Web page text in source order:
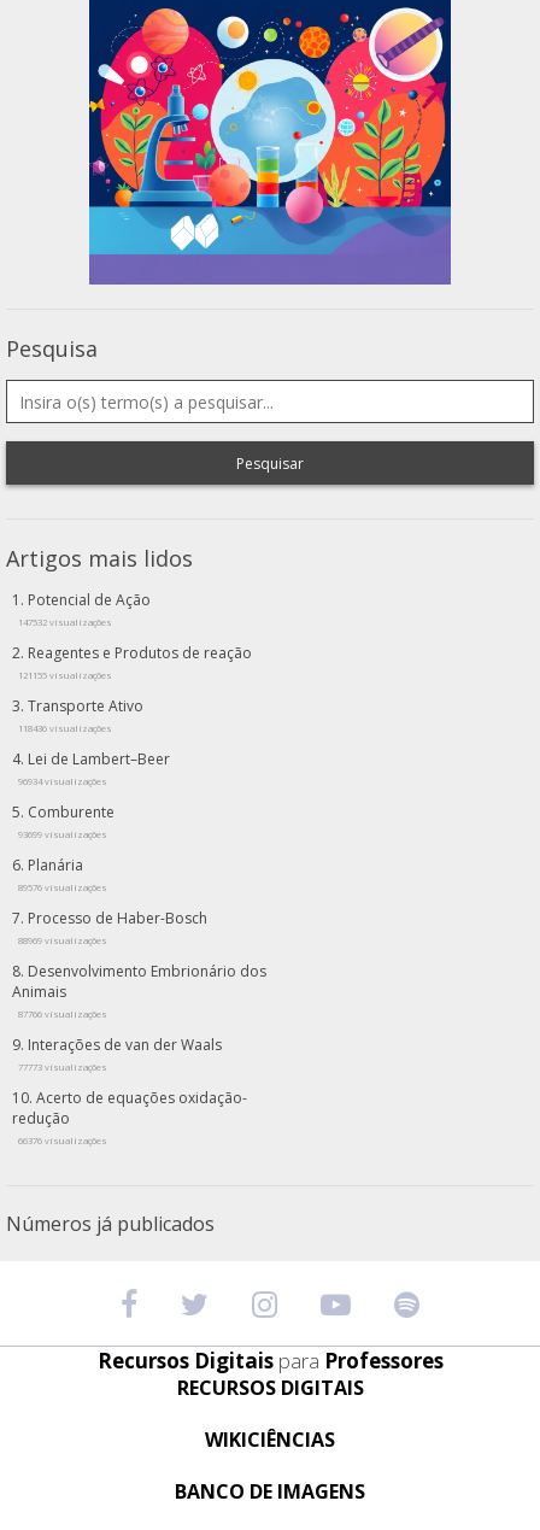
Pesquisa
Pesquisar
Artigos mais lidos
Potencial de Ação
147532 visualizações
Reagentes e Produtos de reação
121155 visualizações
Transporte Ativo
118436 visualizações
Lei de Lambert–Beer
96934 visualizações
Comburente
93699 visualizações
Planária
89576 visualizações
Processo de Haber-Bosch
88969 visualizações
Desenvolvimento Embrionário dos
Animais
87766 visualizações
Interações de van der Waals
77773 visualizações
Acerto de equações oxidação-
redução
66376 visualizações
Números já publicados
Recursos Digitais para Professores
RECURSOS DIGITAIS
WIKICIÊNCIAS
BANCO DE IMAGENS